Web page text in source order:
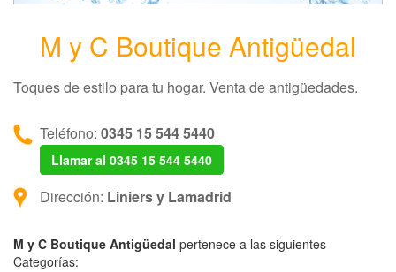
M y C Boutique Antigüedal
Toques de estilo para tu hogar. Venta de antigüedades.
Teléfono: 0345 15 544 5440
Llamar al 0345 15 544 5440
Dirección: Liniers y Lamadrid
M y C Boutique Antigüedal pertenece a las siguientes
Categorías: